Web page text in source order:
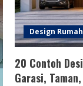
Design
20 Contoh
Garasi,